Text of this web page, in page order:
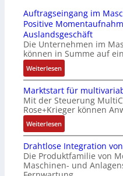
s
t
s
i
c
h
f
l
e
x
i
b
e
l
f
r
i
n
g
e
n
4
G
u
n
d
5
G
a
u
3
-
Z
e
r
t
i
f
i
z
i
e
u
n
u
c
k
a
u
s
g
l
e
i
c
h
e
l
Auftragseingang im
Positive
Auslandsgeschäft
Die Unternehmen im
können in Summe auf
Weiterlesen:
A
u
f
t
r
a
g
s
e
Marktstart für
Mit der Steuerung
Rose+Krieger können
Weiterlesen:
M
a
r
k
Drahtlose Integration
Die Produktfamilie von
Maschinen- und